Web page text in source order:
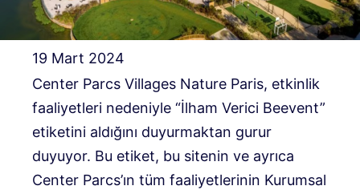
19 Mart 2024
Center Parcs Villages Nature Paris, etkinlik
faaliyetleri nedeniyle “İlham Verici Beevent”
etiketini aldığını duyurmaktan gurur
duyuyor. Bu etiket, bu sitenin ve ayrıca
Center Parcs’ın tüm faaliyetlerinin Kurumsal